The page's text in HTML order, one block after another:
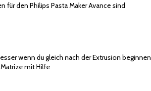
den Philips Pasta Maker Avance sind
wenn du gleich nach der Extrusion beginnen
mit Hilfe